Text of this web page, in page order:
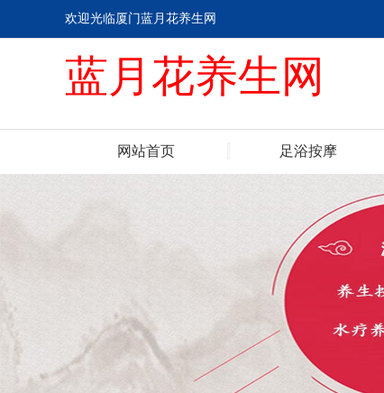
欢迎光临厦门蓝月花养生网
蓝月花养生网
网站首页 足浴按摩